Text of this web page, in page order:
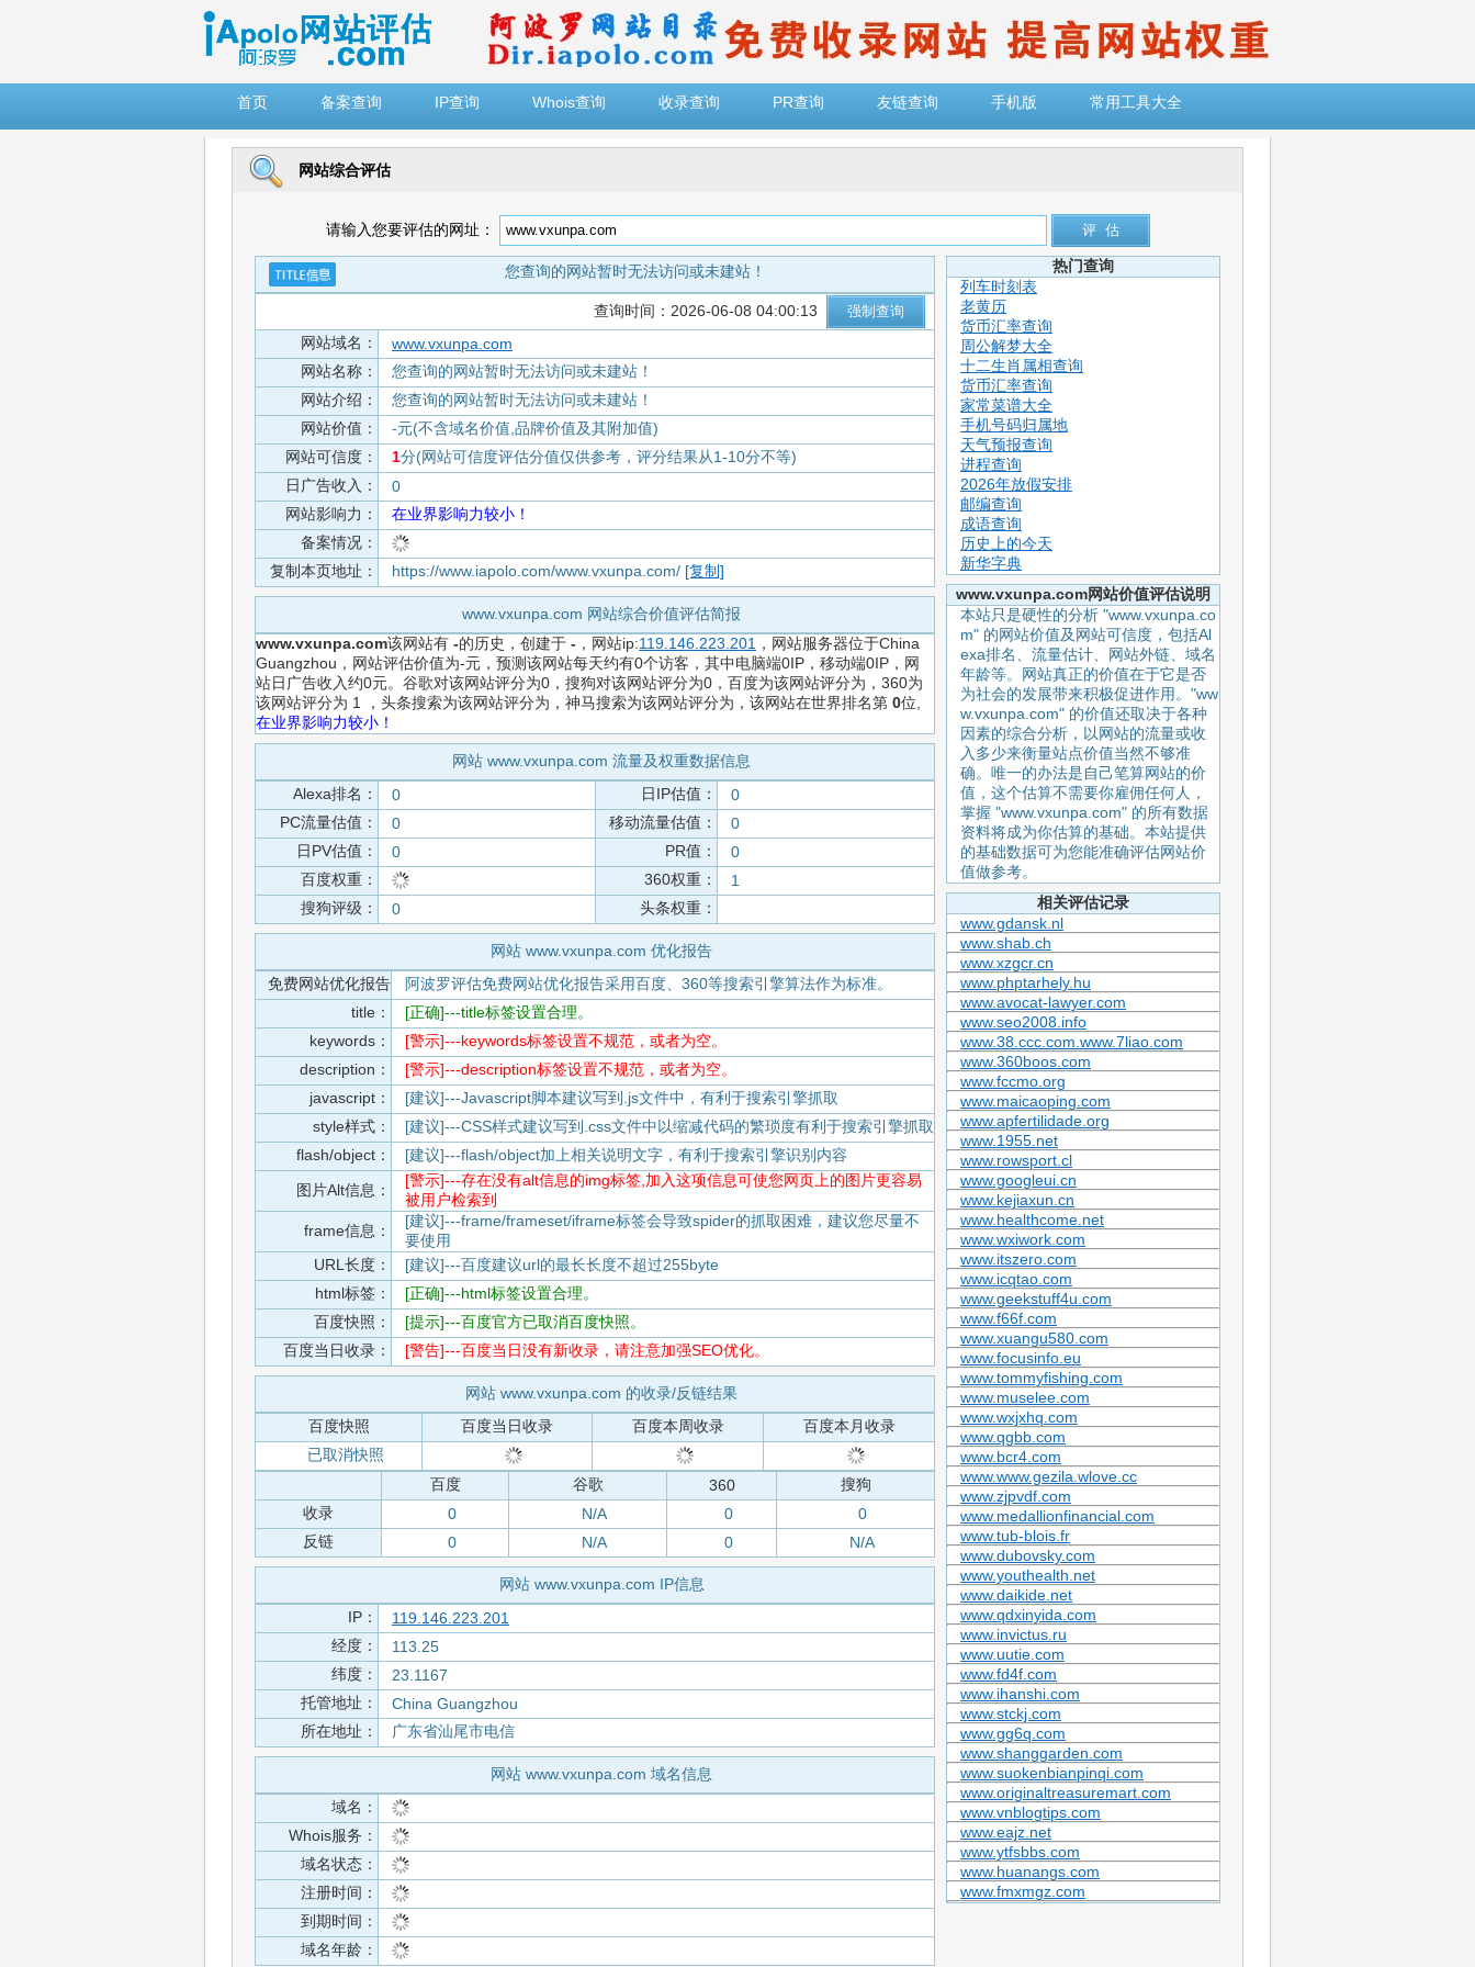
首页
备案查询 IP查询 Whois查询 收录查询 PR查询 友链查询 手机版 常用工具大全
网站综合评估
请输入您要评估的网址：
您查询的网站暂时无法访问或未建站！
查询时间：2026-06-08 04:00:13
网站域名：
www.vxunpa.com
网站名称：
您查询的网站暂时无法访问或未建站！
网站介绍：
您查询的网站暂时无法访问或未建站！
网站价值：
-元(不含域名价值,品牌价值及其附加值)
网站可信度：
1分(网站可信度评估分值仅供参考，评分结果从1-10分不等)
日广告收入：
0
网站影响力：
在业界影响力较小！
备案情况：
复制本页地址：
https://www.iapolo.com/www.vxunpa.com/ [复制]
www.vxunpa.com 网站综合价值评估简报
www.vxunpa.com该网站有 -的历史，创建于 - ，网站ip:119.146.223.201 ，网站服务器位于China
Guangzhou，网站评估价值为-元，预测该网站每天约有0个访客，其中电脑端0IP，移动端0IP，网
站日广告收入约0元。谷歌对该网站评分为0，搜狗对该网站评分为0，百度为该网站评分为，360为
该网站评分为 1 ，头条搜索为该网站评分为，神马搜索为该网站评分为，该网站在世界排名第 0位,
在业界影响力较小！
网站 www.vxunpa.com 流量及权重数据信息
Alexa排名：
0 日IP估值：
0
PC流量估值：
0 移动流量估值：
0
日PV估值：
0 PR值：
0
百度权重：
360权重：
1
搜狗评级：
0 头条权重：
网站 www.vxunpa.com 优化报告
免费网站优化报告
阿波罗评估免费网站优化报告采用百度、360等搜索引擎算法作为标准。
title：
[正确]---title标签设置合理。
keywords：
[警示]---keywords标签设置不规范，或者为空。
description：
[警示]---description标签设置不规范，或者为空。
javascript：
[建议]---Javascript脚本建议写到.js文件中，有利于搜索引擎抓取
style样式：
[建议]---CSS样式建议写到.css文件中以缩减代码的繁琐度有利于搜索引擎抓取
flash/object：
[建议]---flash/object加上相关说明文字，有利于搜索引擎识别内容
图片Alt信息：
[警示]---存在没有alt信息的img标签,加入这项信息可使您网页上的图片更容易
被用户检索到
frame信息：
[建议]---frame/frameset/iframe标签会导致spider的抓取困难，建议您尽量不
要使用
URL长度：
[建议]---百度建议url的最长长度不超过255byte
html标签：
[正确]---html标签设置合理。
百度快照：
[提示]---百度官方已取消百度快照。
百度当日收录：
[警告]---百度当日没有新收录，请注意加强SEO优化。
网站 www.vxunpa.com 的收录/反链结果
百度快照
百度当日收录 百度本周收录
百度本月收录
已取消快照
百度
谷歌 360
搜狗
收录
0 N/A 0
0
反链
0 N/A 0 N/A
网站 www.vxunpa.com IP信息
IP：
119.146.223.201
经度：
113.25
纬度：
23.1167
托管地址：
China Guangzhou
所在地址：
广东省汕尾市电信
网站 www.vxunpa.com 域名信息
域名：
Whois服务：
域名状态：
注册时间：
到期时间：
域名年龄：
热门查询
列车时刻表
老黄历
货币汇率查询
周公解梦大全
十二生肖属相查询
货币汇率查询
家常菜谱大全
手机号码归属地
天气预报查询
进程查询
2026年放假安排
邮编查询
成语查询
历史上的今天
新华字典
www.vxunpa.com网站价值评估说明
本站只是硬性的分析 "www.vxunpa.co
m" 的网站价值及网站可信度，包括Al
exa排名、流量估计、网站外链、域名
年龄等。网站真正的价值在于它是否
为社会的发展带来积极促进作用。"ww
w.vxunpa.com" 的价值还取决于各种
因素的综合分析，以网站的流量或收
入多少来衡量站点价值当然不够准
确。唯一的办法是自己笔算网站的价
值，这个估算不需要你雇佣任何人，
掌握 "www.vxunpa.com" 的所有数据
资料将成为你估算的基础。本站提供
的基础数据可为您能准确评估网站价
值做参考。
相关评估记录
www.gdansk.nl
www.shab.ch
www.xzgcr.cn
www.phptarhely.hu
www.avocat-lawyer.com
www.seo2008.info
www.38.ccc.com.www.7liao.com
www.360boos.com
www.fccmo.org
www.maicaoping.com
www.apfertilidade.org
www.1955.net
www.rowsport.cl
www.googleui.cn
www.kejiaxun.cn
www.healthcome.net
www.wxiwork.com
www.itszero.com
www.icqtao.com
www.geekstuff4u.com
www.f66f.com
www.xuangu580.com
www.focusinfo.eu
www.tommyfishing.com
www.muselee.com
www.wxjxhq.com
www.qgbb.com
www.bcr4.com
www.www.gezila.wlove.cc
www.zjpvdf.com
www.medallionfinancial.com
www.tub-blois.fr
www.dubovsky.com
www.youthealth.net
www.daikide.net
www.qdxinyida.com
www.invictus.ru
www.uutie.com
www.fd4f.com
www.ihanshi.com
www.stckj.com
www.gg6q.com
www.shanggarden.com
www.suokenbianpinqi.com
www.originaltreasuremart.com
www.vnblogtips.com
www.eajz.net
www.ytfsbbs.com
www.huanangs.com
www.fmxmgz.com